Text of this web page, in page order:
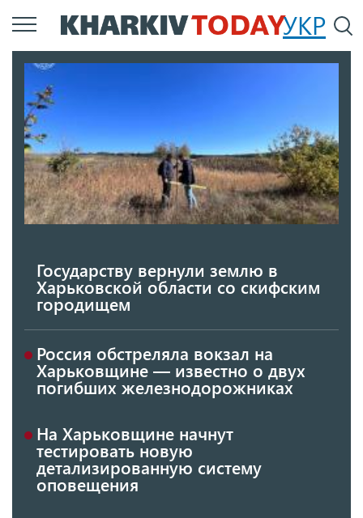
Перейти
к
УКР
Государству вернули землю в
Харьковской области со скифским
городищем
Россия обстреляла вокзал на
Харьковщине — известно о двух
погибших железнодорожниках
На Харьковщине начнут
тестировать новую
детализированную систему
оповещения